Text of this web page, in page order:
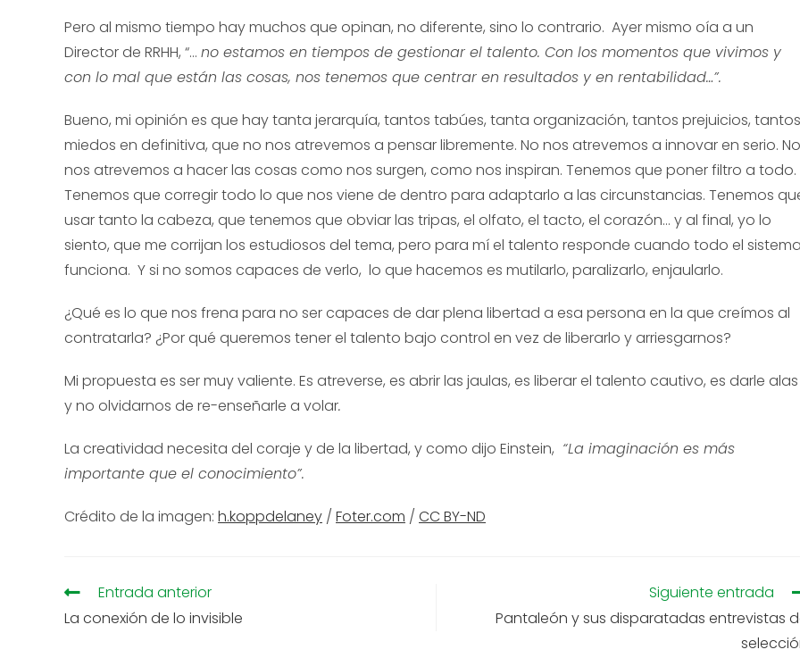
Pero al mismo tiempo hay muchos que opinan, no diferente, sino lo contrario. Ayer mismo oía a un
Director de RRHH, “… no estamos en tiempos de gestionar el talento. Con los momentos que vivimos y
con lo mal que están las cosas, nos tenemos que centrar en resultados y en rentabilidad…”.
Bueno, mi opinión es que hay tanta jerarquía, tantos tabúes, tanta organización, tantos prejuicios, tantos
miedos en definitiva, que no nos atrevemos a pensar libremente. No nos atrevemos a innovar en serio. No
nos atrevemos a hacer las cosas como nos surgen, como nos inspiran. Tenemos que poner filtro a todo.
Tenemos que corregir todo lo que nos viene de dentro para adaptarlo a las circunstancias. Tenemos
usar tanto la cabeza, que tenemos que obviar las tripas, el olfato, el tacto, el corazón… y al final, yo lo
siento, que me corrijan los estudiosos del tema, pero para mí el talento responde cuando todo el sistema
funciona. Y si no somos capaces de verlo, lo que hacemos es mutilarlo, paralizarlo, enjaularlo.
¿Qué es lo que nos frena para no ser capaces de dar plena libertad a esa persona en la que creímos al
contratarla? ¿Por qué queremos tener el talento bajo control en vez de liberarlo y arriesgarnos?
Mi propuesta es ser muy valiente. Es atreverse, es abrir las jaulas, es liberar el talento cautivo, es darle alas
y no olvidarnos de re-enseñarle a volar.
La creatividad necesita del coraje y de la libertad, y como dijo Einstein, “La imaginación es más
importante que el conocimiento”.
Crédito de la imagen: h.koppdelaney / Foter.com / CC BY-ND
Entrada anterior
La conexión de lo invisible
Siguiente entrada
Pantaleón y sus disparatadas entrevistas